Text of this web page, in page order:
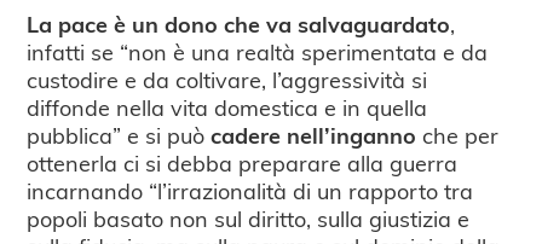
La pace è un dono che va salvaguardato,
infatti se “non è una realtà sperimentata e da
custodire e da coltivare, l’aggressività si
diffonde nella vita domestica e in quella
pubblica” e si puòcadere nell’inganno che per
ottenerla ci si debba preparare alla guerra
incarnando “l’irrazionalità di un rapporto tra
popoli basato non sul diritto, sulla giustizia e